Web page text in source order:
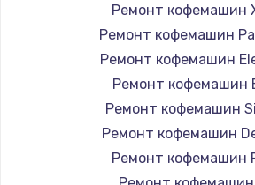
Ремонт кофемашин
Ремонт кофемашин
Ремонт кофемашин
Ремонт кофемашин
Ремонт кофемашин
Ремонт кофемашин
Ремонт кофемашин